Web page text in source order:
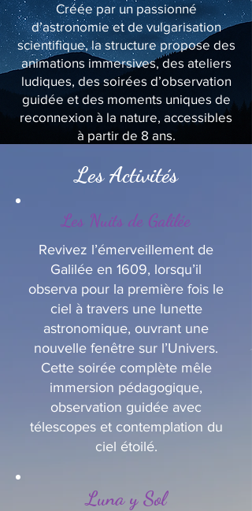
Créée par un passionné
d’astronomie et de vulgarisation
scientifique, la structure propose des
animations immersives, des ateliers
ludiques, des soirées d’observation
guidée et des moments uniques de
reconnexion à la nature, accessibles
à partir de 8 ans.
Les Activités
Les Nuits de Galilée
Revivez l’émerveillement de
Galilée en 1609, lorsqu’il
observa pour la première fois le
ciel à travers une lunette
astronomique, ouvrant une
nouvelle fenêtre sur l’Univers.
Cette soirée complète mêle
immersion pédagogique,
observation guidée avec
télescopes et contemplation du
ciel étoilé.
Luna y Sol